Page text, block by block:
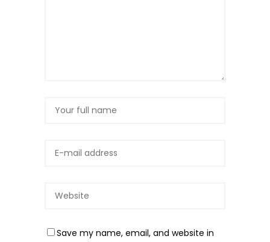
Save my name, email, and website in